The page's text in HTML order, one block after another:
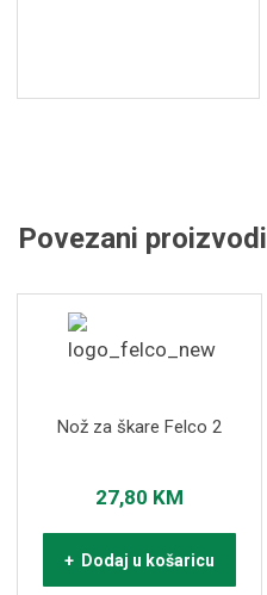
Povezani proizvodi
Nož za škare Felco 2
27,80 KM
+ Dodaj u košaricu